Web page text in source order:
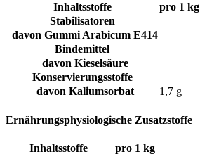
Inhaltsstoffe
pro 1 kg
Stabilisatoren
davon Gummi Arabicum E414
Bindemittel
davon Kieselsäure
Konservierungsstoffe
davon Kaliumsorbat
1,7 g
Ernährungsphysiologische Zusatzstoffe
Inhaltsstoffe
pro 1 kg